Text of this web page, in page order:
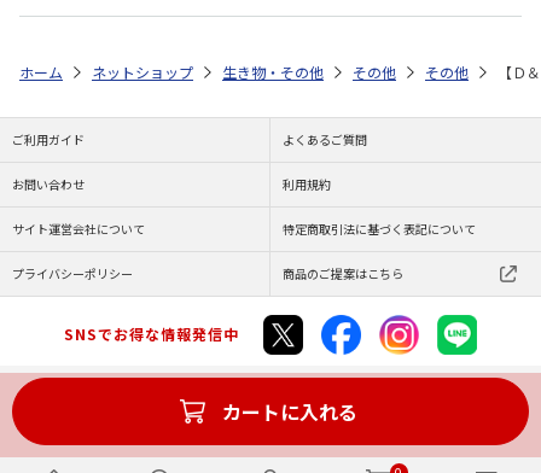
カートに入れる
ホーム ネットショップ 生き物・その他 その他 その他 【Ｄ
ご利用ガイド よくあるご質問
お問い合わせ 利用規約
サイト運営会社について 特定商取引法に基づく表記について
プライバシーポリシー 商品のご提案はこちら
SNSでお得な情報発信中